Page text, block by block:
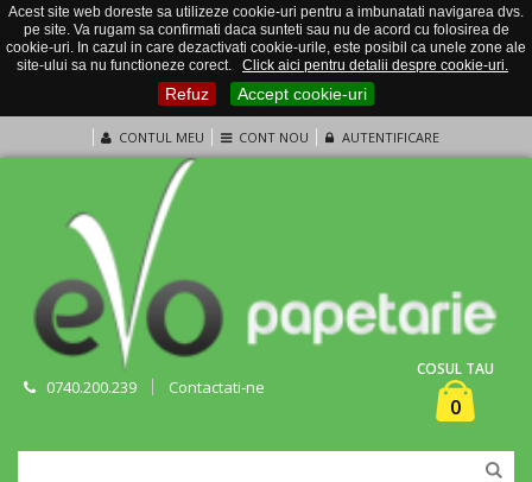
Acest site web doreste sa utilizeze cookie-uri pentru a imbunatati navigarea dvs.
pe site. Va rugam sa confirmati daca sunteti sau nu de acord cu folosirea de
cookie-uri. In cazul in care dezactivati cookie-urile, este posibil ca unele zone ale
site-ului sa nu functioneze corect.
Click aici pentru detalii despre cookie-uri.
Refuz Accept cookie-uri
CONTUL MEU CONT NOU AUTENTIFICARE
0740.200.239 Contactati-ne
COSUL TAU
0